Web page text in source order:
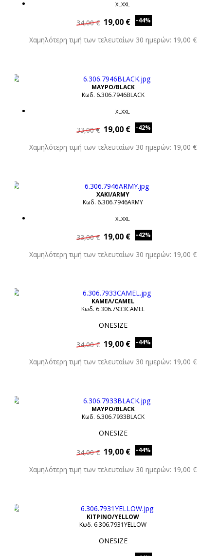
XLXXL
34,00 € 19,00 € -44%
Χαμηλότερη τιμή των τελευταίων 30 ημερών: 19,00 €
ΜΑΥΡΟ/BLACK
Κωδ. 6.306.7946BLACK
XLXXL
33,00 € 19,00 € -42%
Χαμηλότερη τιμή των τελευταίων 30 ημερών: 19,00 €
XAKI/ARMY
Κωδ. 6.306.7946ARMY
XLXXL
33,00 € 19,00 € -42%
Χαμηλότερη τιμή των τελευταίων 30 ημερών: 19,00 €
ΚΑΜΕΛ/CAMEL
Κωδ. 6.306.7933CAMEL
ONESIZE
34,00 € 19,00 € -44%
Χαμηλότερη τιμή των τελευταίων 30 ημερών: 19,00 €
ΜΑΥΡΟ/BLACK
Κωδ. 6.306.7933BLACK
ONESIZE
34,00 € 19,00 € -44%
Χαμηλότερη τιμή των τελευταίων 30 ημερών: 19,00 €
ΚΙΤΡΙΝΟ/YELLOW
Κωδ. 6.306.7931YELLOW
ONESIZE